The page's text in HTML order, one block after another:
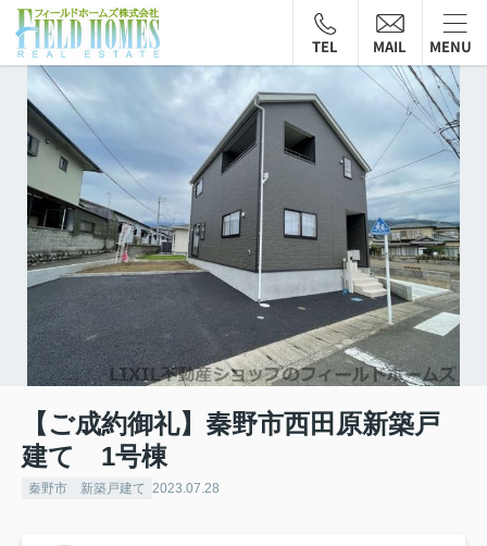
TEL MAIL MENU
【ご成約御礼】秦野市西田原新築戸
建て 1号棟
秦野市 新築戸建て 2023.07.28